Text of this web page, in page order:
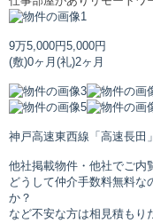
9万5,000円5,000円
(敷)0ヶ月 (礼)2ヶ月
神戸高速東西線「高速長田
他社掲載物件・他社でご内
どうして仲介手数料無料
か？
など不安な方は相見積もり